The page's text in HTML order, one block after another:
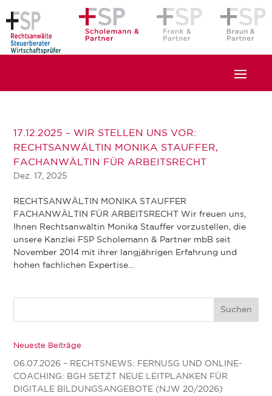
17.12.2025 – WIR STELLEN UNS VOR:
RECHTSANWÄLTIN MONIKA STAUFFER,
FACHANWÄLTIN FÜR ARBEITSRECHT
Dez. 17, 2025
RECHTSANWÄLTIN MONIKA STAUFFER
FACHANWÄLTIN FÜR ARBEITSRECHT Wir freuen uns,
Ihnen Rechtsanwältin Monika Stauffer vorzustellen, die
unsere Kanzlei FSP Scholemann & Partner mbB seit
November 2014 mit ihrer langjährigen Erfahrung und
hohen fachlichen Expertise...
Neueste Beiträge
06.07.2026 – RECHTSNEWS: FERNUSG UND ONLINE-
COACHING: BGH SETZT NEUE LEITPLANKEN FÜR
DIGITALE BILDUNGSANGEBOTE (NJW 20/2026)